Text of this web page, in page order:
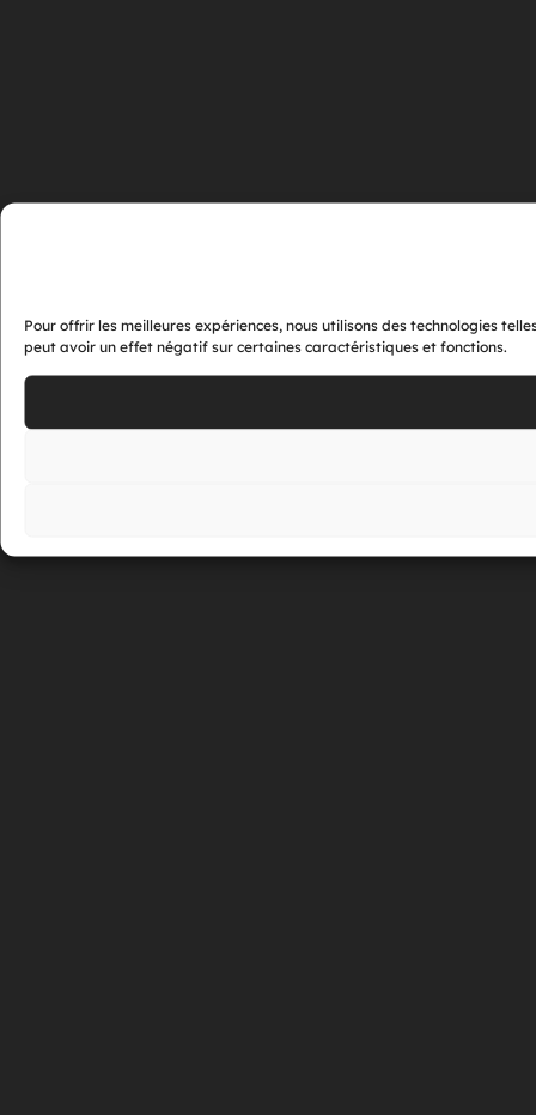
Pour offrir les meilleures expériences, nous utilisons des technologies
peut avoir un effet négatif sur certaines caractéristiques et fonctions.